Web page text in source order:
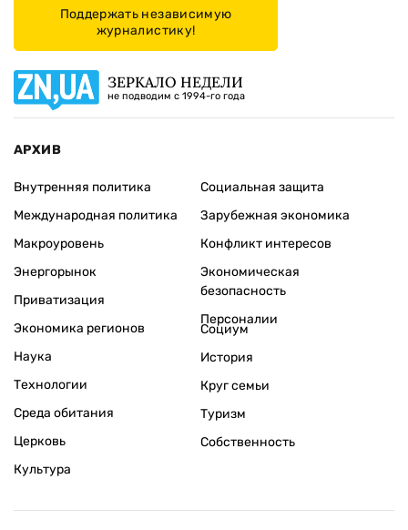
Поддержать независимую
журналистику!
ЗЕРКАЛО НЕДЕЛИ
не подводим с 1994-го года
АРХИВ
Внутренняя политика
Международная политика
Макроуровень
Энергорынок
Приватизация
Экономика регионов
Социальная защита
Зарубежная экономика
Конфликт интересов
Экономическая
безопасность
Персоналии
Наука
Технологии
Среда обитания
Церковь
Культура
Социум
История
Круг семьи
Туризм
Собственность